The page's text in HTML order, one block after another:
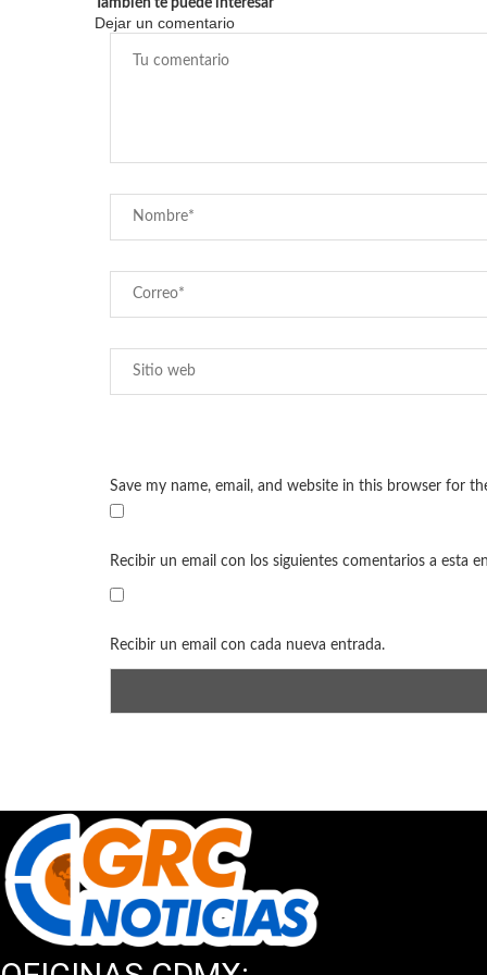
Dejar un comentario
Save my name, email, and website in this browser for
Recibir un email con los siguientes comentarios a esta
Recibir un email con cada nueva entrada.